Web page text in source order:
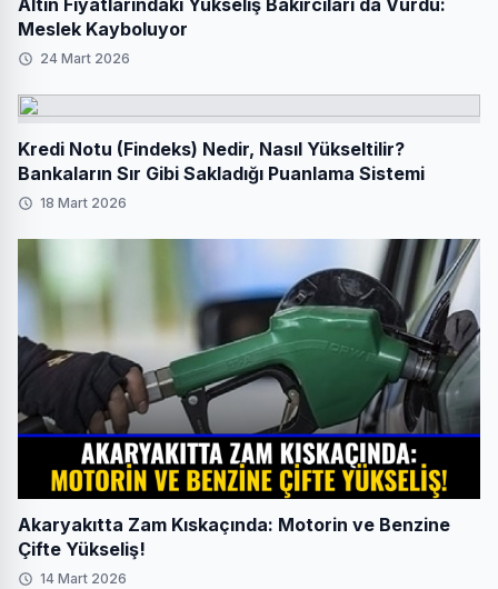
Altın Fiyatlarındaki Yükseliş Bakırcıları da Vurdu:
Meslek Kayboluyor
24 Mart 2026
Kredi Notu (Findeks) Nedir, Nasıl Yükseltilir?
Bankaların Sır Gibi Sakladığı Puanlama Sistemi
18 Mart 2026
Akaryakıtta Zam Kıskaçında: Motorin ve Benzine
Çifte Yükseliş!
14 Mart 2026